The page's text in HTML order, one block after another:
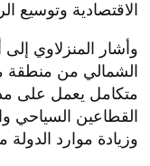
الاقتصادية وتوسيع
وأشار المنزلاوي
الشمالي من
متكامل يعمل على
القطاعين السياحي
وزيادة موارد الدولة